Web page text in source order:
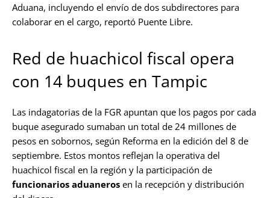
Aduana, incluyendo el envío de dos subdirectores para
colaborar en el cargo, reportó Puente Libre.
Red de huachicol fiscal opera
con 14 buques en Tampic
Las indagatorias de la FGR apuntan que los pagos por cada
buque asegurado sumaban un total de 24 millones de
pesos en sobornos, según Reforma en la edición del 8 de
septiembre. Estos montos reflejan la operativa del
huachicol fiscal en la región y la participación de
funcionarios aduaneros en la recepción y distribución